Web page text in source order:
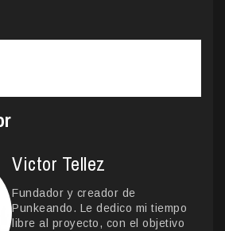
Victor Tellez
Fundador y creador de
Punkeando. Le dedico mi tiempo
libre al proyecto, con el objetivo